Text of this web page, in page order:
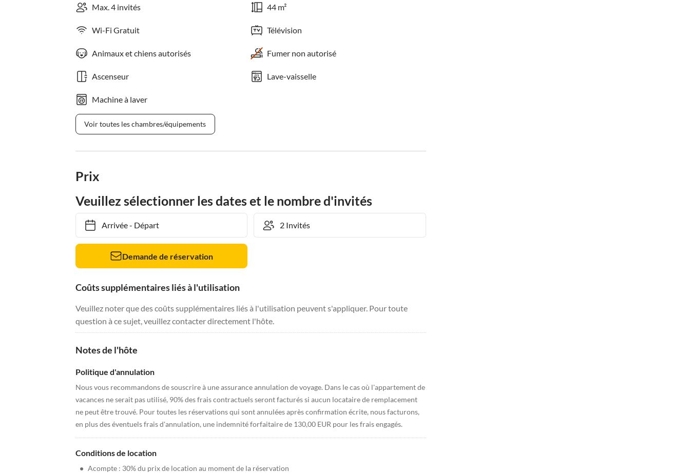
Max. 4 invités 44 m²
Wi-Fi Gratuit Télévision
Animaux et chiens autorisés Fumer non autorisé
Ascenseur Lave-vaisselle
Machine à laver
Voir toutes les chambres/équipements
Prix
Veuillez sélectionner les dates et le nombre d'invités
Arrivée- Départ
Demande de réservation
Coûts supplémentaires liés à l'utilisation
Veuillez noter que des coûts supplémentaires liés à l'utilisation peuvent s'appliquer. Pour toute
question à ce sujet, veuillez contacter directement l'hôte.
Notes de l'hôte
Politique d'annulation
Nous vous recommandons de souscrire à une assurance annulation de voyage. Dans le cas où l'appartement de
vacances ne serait pas utilisé, 90% des frais contractuels seront facturés si aucun locataire de remplacement
ne peut être trouvé. Pour toutes les réservations qui sont annulées après confirmation écrite, nous facturons,
en plus des éventuels frais d'annulation, une indemnité forfaitaire de 130,00 EUR pour les frais engagés.
Conditions de location
• Acompte : 30% du prix de location au moment de la réservation